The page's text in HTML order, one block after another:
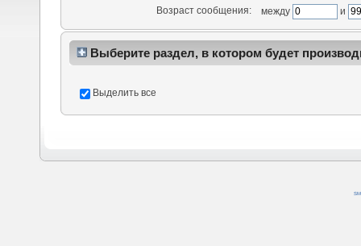
Возраст сообщения:
между и
Выберите раздел, в котором будет
Выделить все